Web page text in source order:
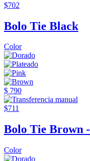
$702
Bolo Tie Black
Color
$ 790
$711
Bolo Tie Brown
Color